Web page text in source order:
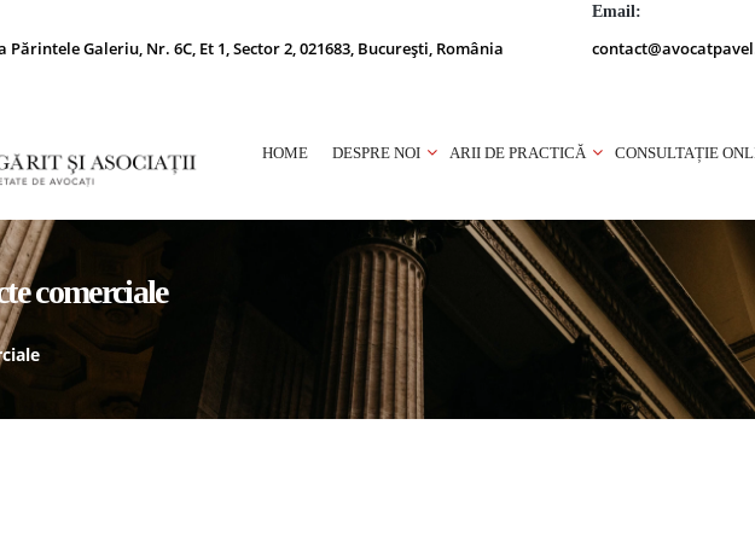
Părintele Galeriu, Nr. 6C, Et 1, Sector 2, 021683, București, România
Email:
HOME DESPRE NOI ARII DE PRACTICĂ CONSULTAȚIE
comerciale